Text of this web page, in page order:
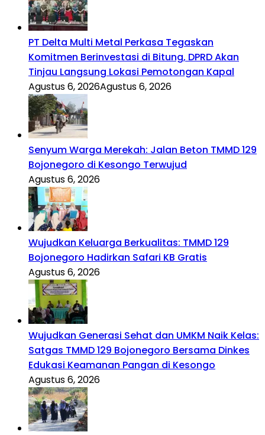
PT Delta Multi Metal Perkasa Tegaskan
Komitmen Berinvestasi di Bitung, DPRD Akan
Tinjau Langsung Lokasi Pemotongan Kapal
Agustus 6, 2026Agustus 6, 2026
Senyum Warga Merekah: Jalan Beton TMMD 129
Bojonegoro di Kesongo Terwujud
Agustus 6, 2026
Wujudkan Keluarga Berkualitas: TMMD 129
Bojonegoro Hadirkan Safari KB Gratis
Agustus 6, 2026
Wujudkan Generasi Sehat dan UMKM Naik Kelas:
Satgas TMMD 129 Bojonegoro Bersama Dinkes
Edukasi Keamanan Pangan di Kesongo
Agustus 6, 2026